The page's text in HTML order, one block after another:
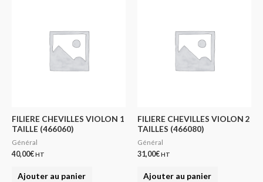
FILIERE CHEVILLES VIOLON 1
TAILLE (466060)
Général
40,00€HT
Ajouter au panier
FILIERE CHEVILLES VIOLON 2
TAILLES (466080)
Général
31,00€HT
Ajouter au panier